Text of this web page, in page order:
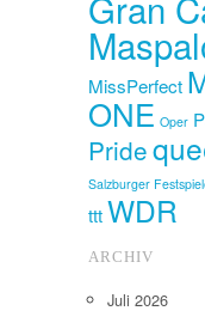
MissPerfect
ONE Oper
Pride
Salzburger
tttWDR
ARCHIV
Juli 2026